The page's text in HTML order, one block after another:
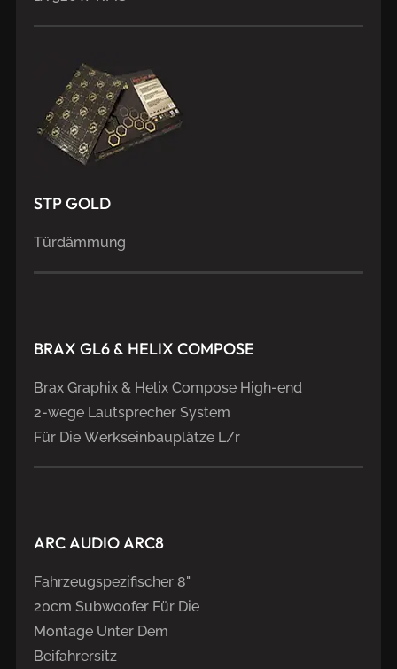
STPGOLD
Türdämmung
BRAX GL6 & HELIX COMPOSE
Brax Graphix & Helix Compose High-end
2-wege Lautsprecher System
Für Die Werkseinbauplätze L/r
ARCAUDIOARC8
Fahrzeugspezifischer 8"
20cm Subwoofer Für Die
Montage Unter Dem
Beifahrersitz